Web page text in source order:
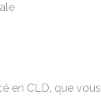
en CLD, que